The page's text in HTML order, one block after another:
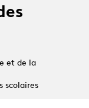
et de la
scolaires